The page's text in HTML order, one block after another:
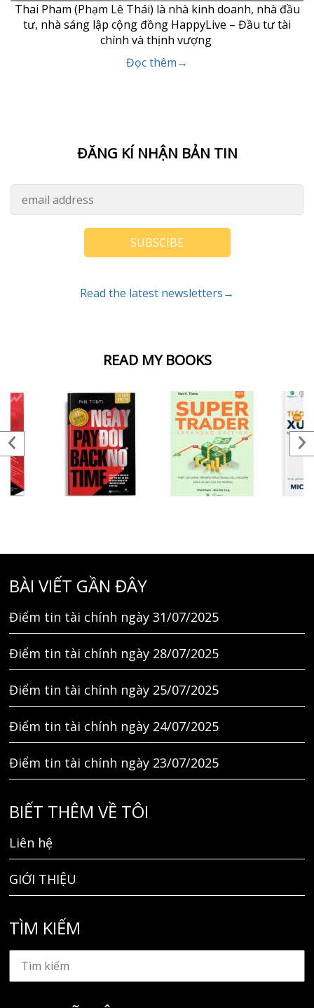
READ MY BOOKS
Thai Pham (Phạm Lê Thái) là nhà kinh doanh, nhà đầu
tư, nhà sáng lập cộng đồng HappyLive – Đầu tư tài
chính và thịnh vượng
Đọc thêm→
ĐĂNG KÍ NHẬN BẢN TIN
SUBSCIBE
Read the latest newsletters→
BÀI VIẾT GẦN ĐÂY
Điểm tin tài chính ngày 31/07/2025
Điểm tin tài chính ngày 28/07/2025
Điểm tin tài chính ngày 25/07/2025
Điểm tin tài chính ngày 24/07/2025
Điểm tin tài chính ngày 23/07/2025
BIẾT THÊM VỀ TÔI
Liên hệ
GIỚI THIỆU
TÌM KIẾM